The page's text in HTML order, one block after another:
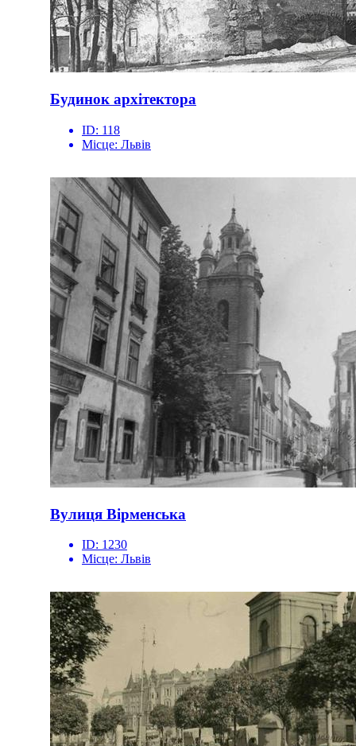
Будинок архітектора
ID: 118
Місце: Львів
Вулиця Вірменська
ID: 1230
Місце: Львів